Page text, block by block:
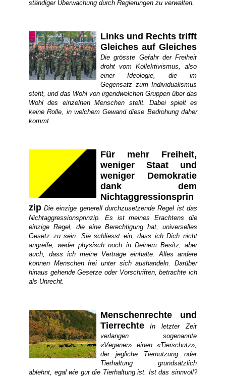
ständiger Überwachung durch Regierungen zu verwalten.
Links und Rechts trifft
Gleiches auf Gleiches
Die grösste Gefahr der Freiheit
droht vom Kollektivismus, also
einer Ideologie, die im
Gegensatz zum Individualismus
steht, und das Wohl von irgendwelchen Gruppen über das
Wohl des einzelnen Menschen stellt. Dabei spielt es
keine Rolle, in welchem Gewand diese Bedrohung daher
kommt.
Für mehr Freiheit,
weniger Staat und
weniger Demokratie
dank dem
Nichtaggressionsprin
zip Die einzige generell durchzusetzende Regel ist das
Nichtaggressionsprinzip. Es ist meines Erachtens die
einzige Regel, die eine Berechtigung hat, universelles
Gesetz zu sein. Sie schliesst ein, dass ich Dich nicht
angreife, weder physisch noch in Deinem Besitz, aber
auch, dass ich meine Verträge einhalte. Alles andere
können Menschen frei unter sich aushandeln. Darüber
hinaus gehende Gesetze oder Vorschriften, betrachte ich
als Unrecht.
Menschenrechte und
Tierrechte
In letzter Zeit
verlangen sogenannte
«Veganer» einen «Tierschutz»,
der jegliche Tiernutzung oder
Tierhaltung grundsätzlich
ablehnt, egal wie gut die Tierhaltung ist. Ist das sinnvoll?